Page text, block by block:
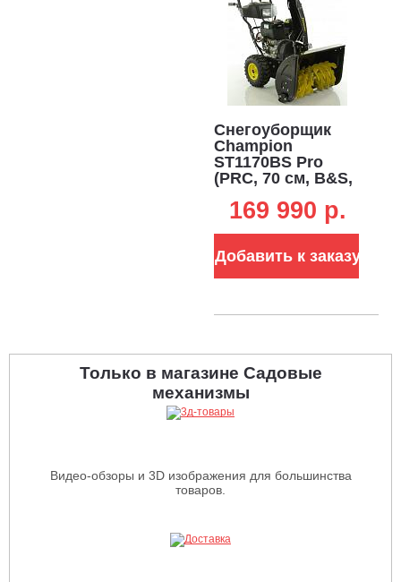
Снегоуборщик оснащен рукоятками с
постоянным режимом обогрева. Это позволяет работать с
комфортом даже при самых сильных морозах.
Снегоуборщик
Champion
ST1170BS Pro
(PRC, 70 см, B&S,
6/2, эл/стартер
дифференциал,
фара, 121 кг)
169 990 p.
Добавить к заказу
Только в магазине Садовые
механизмы
Видео-обзоры и 3D изображения для большинства
товаров.